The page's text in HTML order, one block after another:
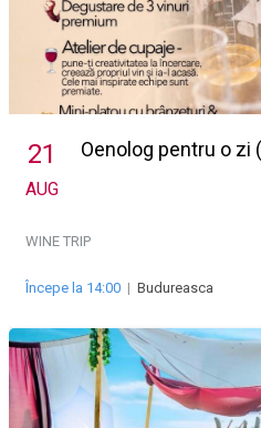
21
AUG
Oenolog pentru o zi
WINE TRIP
Începe la 14:00 | Budureasca